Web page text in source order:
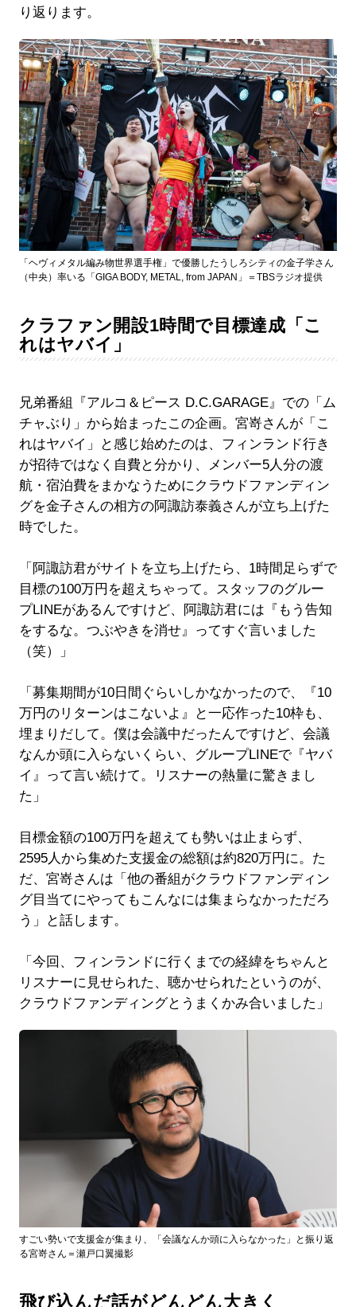
り返ります。
「ヘヴィメタル編み物世界選手権」で優勝したうしろシティの金子学さん
（中央）率いる「GIGA BODY, METAL, from JAPAN」＝TBSラジオ提供
クラファン開設1時間で目標達成「こ
れはヤバイ」
兄弟番組『アルコ＆ピース D.C.GARAGE』での「ム
チャぶり」から始まったこの企画。宮嵜さんが「こ
れはヤバイ」と感じ始めたのは、フィンランド行き
が招待ではなく自費と分かり、メンバー5人分の渡
航・宿泊費をまかなうためにクラウドファンディン
グを金子さんの相方の阿諏訪泰義さんが立ち上げた
時でした。
「阿諏訪君がサイトを立ち上げたら、1時間足らずで
目標の100万円を超えちゃって。スタッフのグルー
プLINEがあるんですけど、阿諏訪君には『もう告知
をするな。つぶやきを消せ』ってすぐ言いました
（笑）」
「募集期間が10日間ぐらいしかなかったので、『10
万円のリターンはこないよ』と一応作った10枠も、
埋まりだして。僕は会議中だったんですけど、会議
なんか頭に入らないくらい、グループLINEで『ヤバ
イ』って言い続けて。リスナーの熱量に驚きまし
た」
目標金額の100万円を超えても勢いは止まらず、
2595人から集めた支援金の総額は約820万円に。た
だ、宮嵜さんは「他の番組がクラウドファンディン
グ目当てにやってもこんなには集まらなかっただろ
う」と話します。
「今回、フィンランドに行くまでの経緯をちゃんと
リスナーに見せられた、聴かせられたというのが、
クラウドファンディングとうまくかみ合いました」
すごい勢いで支援金が集まり、「会議なんか頭に入らなかった」と振り返
る宮嵜さん＝瀬戸口翼撮影
飛び込んだ話がどんどん大きく